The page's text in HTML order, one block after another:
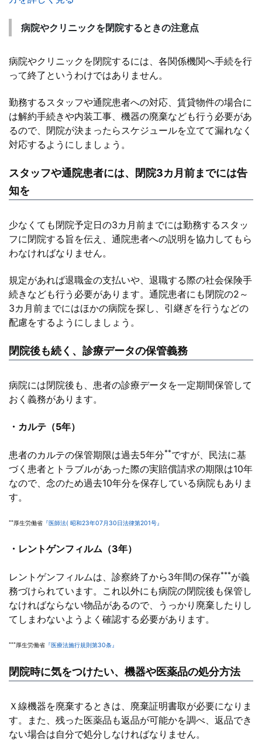
病院やクリニックを閉院するときの注意点
病院やクリニックを閉院するには、各関係機関へ手続を行
って終了というわけではありません。
勤務するスタッフや通院患者への対応、賃貸物件の場合に
は解約手続きや内装工事、機器の廃棄なども行う必要があ
るので、閉院が決まったらスケジュールを立てて漏れなく
対応するようにしましょう。
スタッフや通院患者には、閉院3カ月前までには告
知を
少なくても閉院予定日の3カ月前までには勤務するスタッ
フに閉院する旨を伝え、通院患者への説明を協力してもら
わなければなりません。
規定があれば退職金の支払いや、退職する際の社会保険手
続きなども行う必要があります。通院患者にも閉院の2～
3カ月前までにはほかの病院を探し、引継ぎを行うなどの
配慮をするようにしましょう。
閉院後も続く、診療データの保管義務
病院には閉院後も、患者の診療データを一定期間保管して
おく義務があります。
・カルテ（5年）
患者のカルテの保管期限は過去5年分**ですが、民法に基
づく患者とトラブルがあった際の実賠償請求の期限は10年
なので、念のため過去10年分を保存している病院もありま
す。
**厚生労働省 『医師法( 昭和23年07月30日法律第201号』
・レントゲンフィルム（3年）
レントゲンフィルムは、診察終了から3年間の保存***が義
務づけられています。これ以外にも病院の閉院後も保管し
なければならない物品があるので、うっかり廃棄したりし
てしまわないようよく確認する必要があります。
***厚生労働省 『医療法施行規則第30条』
閉院時に気をつけたい、機器や医薬品の処分方法
Ｘ線機器を廃棄するときは、廃棄証明書取が必要になりま
す。また、残った医薬品も返品が可能かを調べ、返品でき
ない場合は自分で処分しなければなりません。